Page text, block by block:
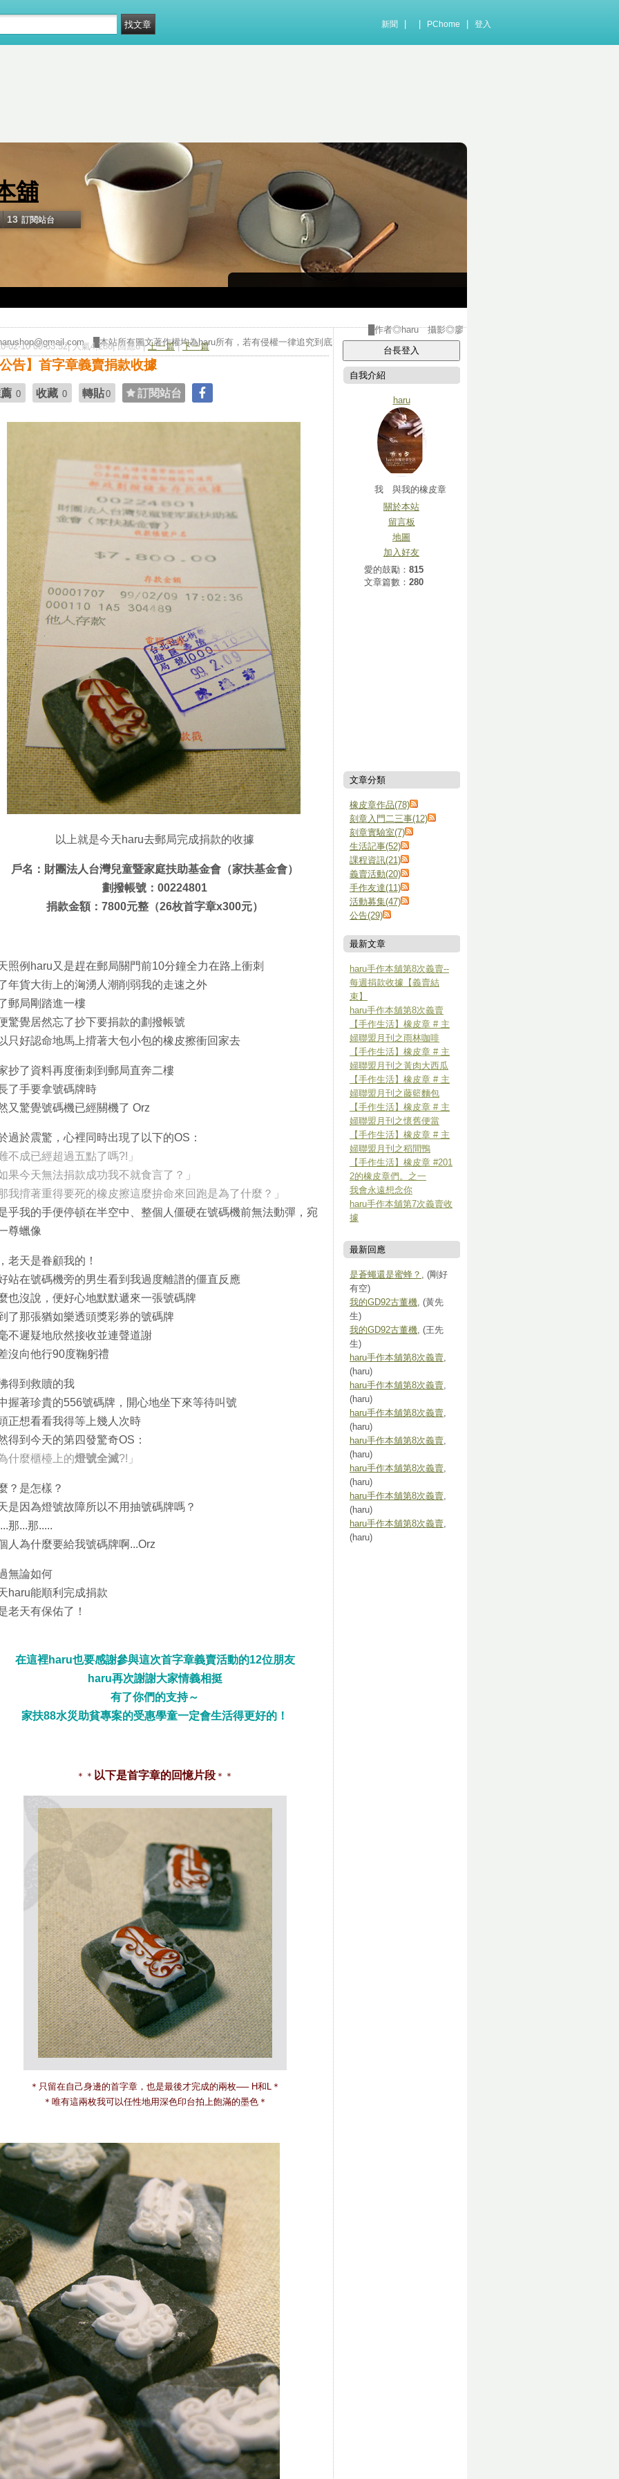
新聞 PChome 登入
舖
作者◎haru 攝影◎廖
█本站所有圖文著作權均為haru所有，若有侵權一律追究到底
13 訂閱站台
02-10 00:53:52| 人氣4,286| 回應8 |上一篇|下一篇
公告】首字章義賣捐款收據
0 收藏 0 轉貼0 訂閱站台
以上就是今天haru去郵局完成捐款的收據
戶名：財團法人台灣兒童暨家庭扶助基金會（家扶基金會）
劃撥帳號：00224801
捐款金額：7800元整（26枚首字章x300元）
照例haru又是趕在郵局關門前10分鐘全力在路上衝刺
年貨大街上的洶湧人潮削弱我的走速之外
郵局剛踏進一樓
驚覺居然忘了抄下要捐款的劃撥帳號
只好認命地馬上揹著大包小包的橡皮擦衝回家去
抄了資料再度衝刺到郵局直奔二樓
了手要拿號碼牌時
又驚覺號碼機已經關機了 Orz
過於震驚，心裡同時出現了以下的OS：
難不成已經超過五點了嗎?!」
如果今天無法捐款成功我不就食言了？」
那我揹著重得要死的橡皮擦這麼拚命來回跑是為了什麼？」
乎我的手便停頓在半空中、整個人僵硬在號碼機前無法動彈，宛
尊蠟像
老天是眷顧我的！
站在號碼機旁的男生看到我過度離譜的僵直反應
也沒說，便好心地默默遞來一張號碼牌
了那張猶如樂透頭獎彩券的號碼牌
不遲疑地欣然接收並連聲道謝
沒向他行90度鞠躬禮
得到救贖的我
握著珍貴的556號碼牌，開心地坐下來等待叫號
正想看看我得等上幾人次時
得到今天的第四發驚奇OS：
為什麼櫃檯上的燈號全滅?!」
？是怎樣？
是因為燈號故障所以不用抽號碼牌嗎？
那...那.....
人為什麼要給我號碼牌啊...Orz
無論如何
haru能順利完成捐款
老天有保佑了！
在這裡haru也要感謝參與這次首字章義賣活動的12位朋友
haru再次謝謝大家情義相挺
有了你們的支持～
家扶88水災助貧專案的受惠學童一定會生活得更好的！
＊＊ 以下是首字章的回憶片段 ＊＊
＊只留在自己身邊的首字章，也是最後才完成的兩枚── H和L＊
＊唯有這兩枚我可以任性地用深色印台拍上飽滿的墨色＊
自我介紹
haru
我 與我的橡皮章
關於本站
留言板
地圖
加入好友
愛的鼓勵： 815
文章篇數： 280
文章分類
橡皮章作品(78)
刻章入門二三事(12)
刻章實驗室(7)
生活記事(52)
課程資訊(21)
義賣活動(20)
手作友達(11)
活動募集(47)
公告(29)
最新文章
haru手作本舖第8次義賣--
每週捐款收據【義賣結
束】
haru手作本舖第8次義賣
【手作生活】橡皮章 # 主
婦聯盟月刊之雨林咖啡
【手作生活】橡皮章 # 主
婦聯盟月刊之黃肉大西瓜
【手作生活】橡皮章 # 主
婦聯盟月刊之藤籃麵包
【手作生活】橡皮章 # 主
婦聯盟月刊之懷舊便當
【手作生活】橡皮章 # 主
婦聯盟月刊之稻間鴨
【手作生活】橡皮章 #201
2的橡皮章們。之一
我會永遠想念你
haru手作本舖第7次義賣收
據
最新回應
是蒼蠅還是蜜蜂？ , (剛好
有空)
我的GD92古董機, (黃先
生)
我的GD92古董機, (王先
生)
haru手作本舖第8次義賣,
(haru)
haru手作本舖第8次義賣,
(haru)
haru手作本舖第8次義賣,
(haru)
haru手作本舖第8次義賣,
(haru)
haru手作本舖第8次義賣,
(haru)
haru手作本舖第8次義賣,
(haru)
haru手作本舖第8次義賣,
(haru)